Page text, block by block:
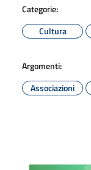
Categorie:
Cultura
Argomenti:
Associazioni